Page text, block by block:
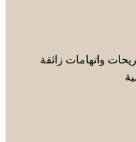
واتهامات زائفة